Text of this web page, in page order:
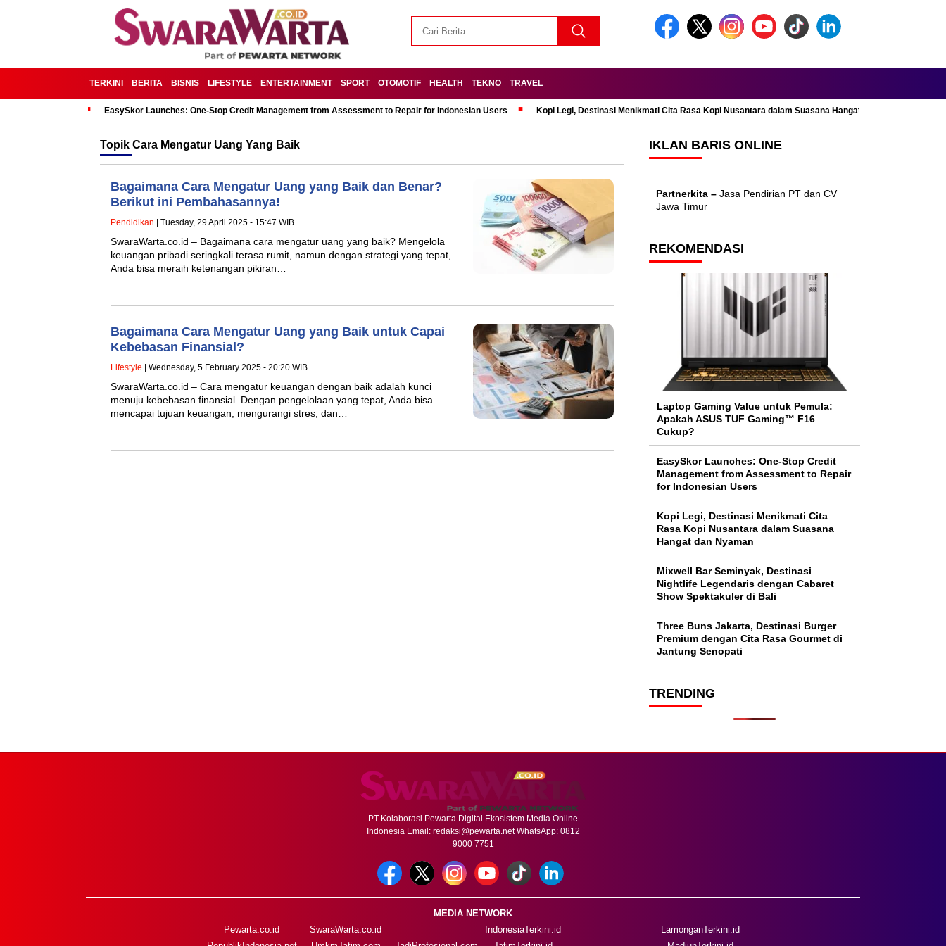
TERKINI BERITA BISNIS LIFESTYLE ENTERTAINMENT SPORT OTOMOTIF HEALTH TEKNO TRAVEL
EasySkor Launches: One-Stop Credit Management from Assessment to Repair for Indonesian Users Kopi Legi, Destinasi Menikmati Cita Rasa Kopi Nusantara dalam Suasana Hangat dan Nyaman
Topik Cara Mengatur Uang Yang Baik
Bagaimana Cara Mengatur Uang yang Baik dan Benar?
Berikut ini Pembahasannya!
Pendidikan | Tuesday, 29 April 2025 - 15:47 WIB
SwaraWarta.co.id – Bagaimana cara mengatur uang yang baik? Mengelola
keuangan pribadi seringkali terasa rumit, namun dengan strategi yang tepat,
Anda bisa meraih ketenangan pikiran…
Bagaimana Cara Mengatur Uang yang Baik untuk Capai
Kebebasan Finansial?
Lifestyle | Wednesday, 5 February 2025 - 20:20 WIB
SwaraWarta.co.id – Cara mengatur keuangan dengan baik adalah kunci
menuju kebebasan finansial. Dengan pengelolaan yang tepat, Anda bisa
mencapai tujuan keuangan, mengurangi stres, dan…
IKLAN BARIS ONLINE
Partnerkita – Jasa Pendirian PT dan CV
Jawa Timur
REKOMENDASI
Laptop Gaming Value untuk Pemula:
Apakah ASUS TUF Gaming™ F16
Cukup?
EasySkor Launches: One-Stop Credit
Management from Assessment to Repair
for Indonesian Users
Kopi Legi, Destinasi Menikmati Cita
Rasa Kopi Nusantara dalam Suasana
Hangat dan Nyaman
Mixwell Bar Seminyak, Destinasi
Nightlife Legendaris dengan Cabaret
Show Spektakuler di Bali
Three Buns Jakarta, Destinasi Burger
Premium dengan Cita Rasa Gourmet di
Jantung Senopati
TRENDING
PT Kolaborasi Pewarta Digital Ekosistem Media Online
Indonesia Email: redaksi@pewarta.netWhatsApp: 0812
9000 7751
MEDIA NETWORK
Pewarta.co.id
SwaraWarta.co.id
IndonesiaTerkini.id
LamonganTerkini.id